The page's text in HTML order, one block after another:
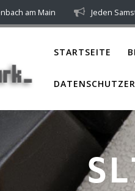
am Main Jeden
STARTSEITE